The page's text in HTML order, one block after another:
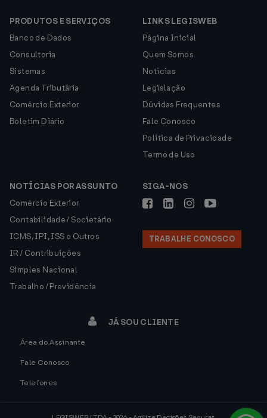
PRODUTOS E SERVIÇOS
Banco de Dados
Consultoria
Sistemas
Agenda Tributária
Comércio Exterior
Boletim Diário
LINKS LEGISWEB
Página Inicial
Quem Somos
Notícias
Legislação
Dúvidas Frequentes
Fale Conosco
Política de Privacidade
Termo de Uso
NOTÍCIAS POR ASSUNTO
Comércio Exterior
Contabilidade / Societário
ICMS, IPI, ISS e Outros
IR / Contribuições
Simples Nacional
Trabalho / Previdência
SIGA-NOS
TRABALHE CONOSCO
JÁ SOU CLIENTE
Área do Assinante
Fale Conosco
Telefones